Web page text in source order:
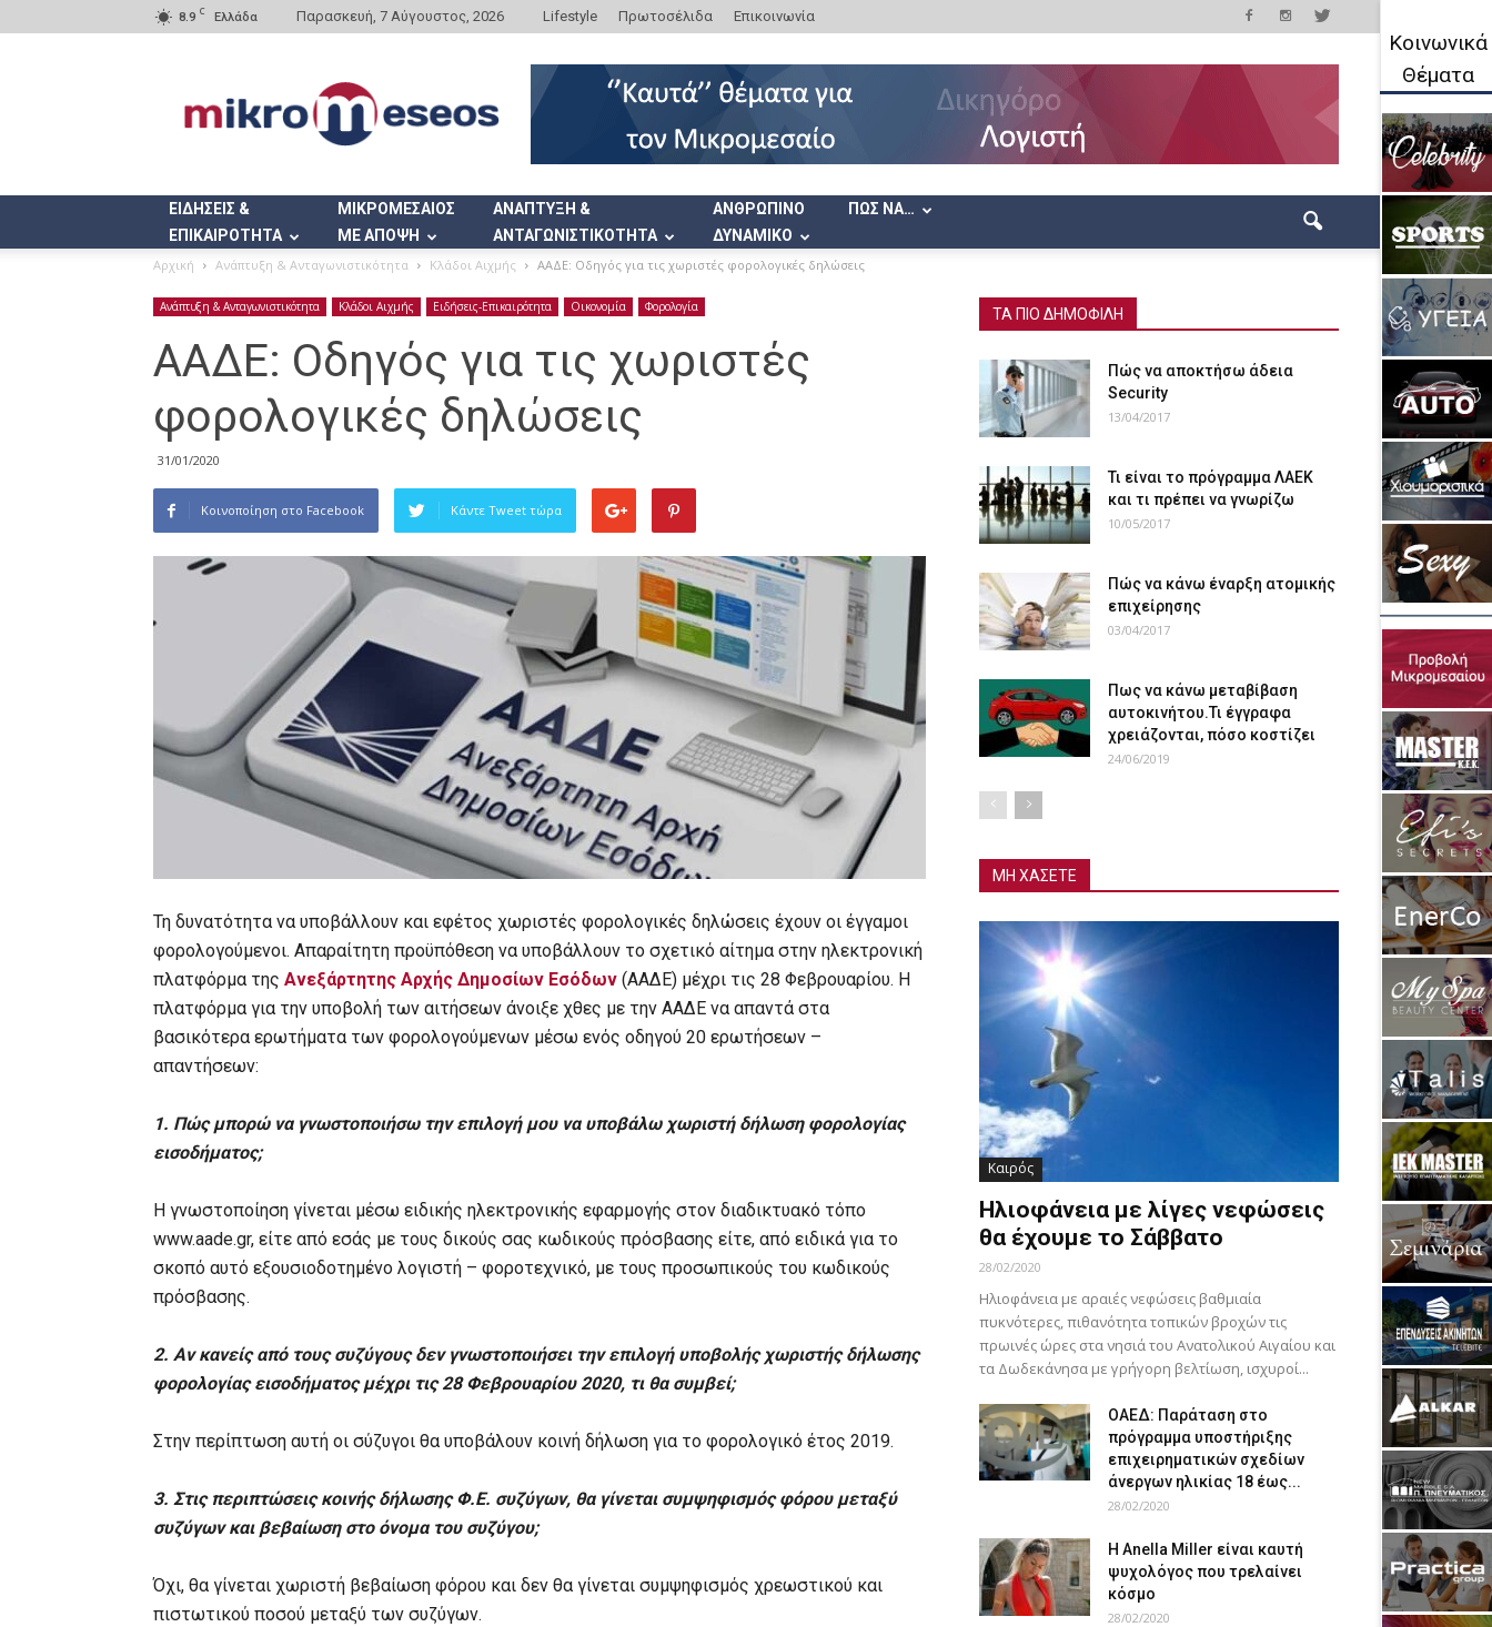
8.9 C Ελλάδα Παρασκευή, 7 Αύγουστος, 2026 Lifestyle Πρωτοσέλιδα Επικοινωνία
ΕΙΔΗΣΕΙΣ &
ΕΠΙΚΑΙΡΟΤΗΤΑ
ΜΙΚΡΟΜΕΣΑΙΟΣ
ΜΕ ΑΠΟΨΗ
ΑΝΑΠΤΥΞΗ &
ΑΝΤΑΓΩΝΙΣΤΙΚΟΤΗΤΑ
ΑΝΘΡΩΠΙΝΟ
ΔΥΝΑΜΙΚΟ
ΠΩΣ ΝΑ…
Αρχική Ανάπτυξη & Ανταγωνιστικότητα Κλάδοι Αιχμής ΑΑΔΕ: Οδηγός για τις χωριστές φορολογικές δηλώσεις
Ανάπτυξη & Ανταγωνιστικότητα Κλάδοι Αιχμής Ειδήσεις-Επικαιρότητα Οικονομία Φορολογία
ΑΑΔΕ: Οδηγός για τις χωριστές
φορολογικές δηλώσεις
31/01/2020
Κοινοποίηση στο Facebook Κάντε Tweet τώρα
Τη δυνατότητα να υποβάλλουν και εφέτος χωριστές φορολογικές δηλώσεις έχουν οι έγγαμοι
φορολογούμενοι. Απαραίτητη προϋπόθεση να υποβάλλουν το σχετικό αίτημα στην ηλεκτρονική
πλατφόρμα της Ανεξάρτητης Αρχής Δημοσίων Εσόδων (ΑΑΔΕ) μέχρι τις 28 Φεβρουαρίου. Η
πλατφόρμα για την υποβολή των αιτήσεων άνοιξε χθες με την ΑΑΔΕ να απαντά στα
βασικότερα ερωτήματα των φορολογούμενων μέσω ενός οδηγού 20 ερωτήσεων –
απαντήσεων:
1. Πώς μπορώ να γνωστοποιήσω την επιλογή μου να υποβάλω χωριστή δήλωση φορολογίας
εισοδήματος;
Η γνωστοποίηση γίνεται μέσω ειδικής ηλεκτρονικής εφαρμογής στον διαδικτυακό τόπο
www.aade.gr, είτε από εσάς με τους δικούς σας κωδικούς πρόσβασης είτε, από ειδικά για το
σκοπό αυτό εξουσιοδοτημένο λογιστή – φοροτεχνικό, με τους προσωπικούς του κωδικούς
πρόσβασης.
2. Αν κανείς από τους συζύγους δεν γνωστοποιήσει την επιλογή υποβολής χωριστής δήλωσης
φορολογίας εισοδήματος μέχρι τις 28 Φεβρουαρίου 2020, τι θα συμβεί;
Στην περίπτωση αυτή οι σύζυγοι θα υποβάλουν κοινή δήλωση για το φορολογικό έτος 2019.
3. Στις περιπτώσεις κοινής δήλωσης Φ.Ε. συζύγων, θα γίνεται συμψηφισμός φόρου μεταξύ
συζύγων και βεβαίωση στο όνομα του συζύγου;
Όχι, θα γίνεται χωριστή βεβαίωση φόρου και δεν θα γίνεται συμψηφισμός χρεωστικού και
πιστωτικού ποσού μεταξύ των συζύγων.
ΤΑ ΠΙΟ ΔΗΜΟΦΙΛΗ
Πώς να αποκτήσω άδεια
Security
13/04/2017
Τι είναι το πρόγραμμα ΛΑΕΚ
και τι πρέπει να γνωρίζω
10/05/2017
Πώς να κάνω έναρξη ατομικής
επιχείρησης
03/04/2017
Πως να κάνω μεταβίβαση
αυτοκινήτου.Τι έγγραφα
χρειάζονται, πόσο κοστίζει
24/06/2019
ΜΗ ΧΑΣΕΤΕ
Καιρός
Ηλιοφάνεια με λίγες νεφώσεις
θα έχουμε το Σάββατο
28/02/2020
Ηλιοφάνεια με αραιές νεφώσεις βαθμιαία
πυκνότερες, πιθανότητα τοπικών βροχών τις
πρωινές ώρες στα νησιά του Ανατολικού Αιγαίου και
τα Δωδεκάνησα με γρήγορη βελτίωση, ισχυροί...
ΟΑΕΔ: Παράταση στο
πρόγραμμα υποστήριξης
επιχειρηματικών σχεδίων
άνεργων ηλικίας 18 έως...
28/02/2020
Η Anella Miller είναι καυτή
ψυχολόγος που τρελαίνει
κόσμο
28/02/2020
Κοινωνικά
Θέματα